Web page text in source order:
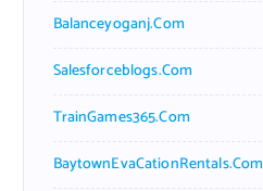
Balanceyoganj.com
Salesforceblogs.com
TrainGames365.com
BaytownEvaCationRentals.com